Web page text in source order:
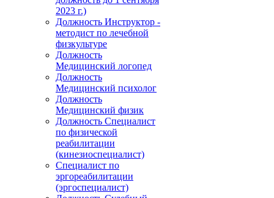
2023 г.)
Должность Инструктор -
методист по лечебной
физкультуре
Должность
Медицинский логопед
Должность
Медицинский психолог
Должность
Медицинский физик
Должность Специалист
по физической
реабилитации
(кинезиоспециалист)
Специалист по
эргореабилитации
(эргоспециалист)